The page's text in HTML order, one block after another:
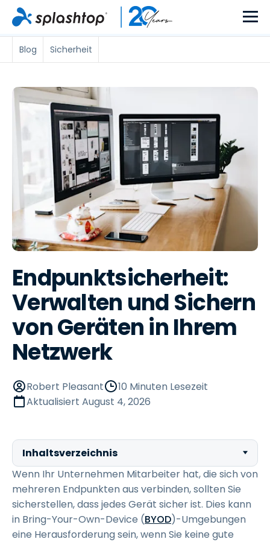
Blog Sicherheit
Endpunktsicherheit:
Verwalten und Sichern
von Geräten in Ihrem
Netzwerk
Robert Pleasant
10 Minuten Lesezeit
Aktualisiert August 4, 2026
Inhaltsverzeichnis
Wenn Ihr Unternehmen Mitarbeiter hat, die sich von
mehreren Endpunkten aus verbinden, sollten Sie
sicherstellen, dass jedes Gerät sicher ist. Dies kann
in Bring-Your-Own-Device (BYOD)-Umgebungen
eine Herausforderung sein, wenn Sie keine gute